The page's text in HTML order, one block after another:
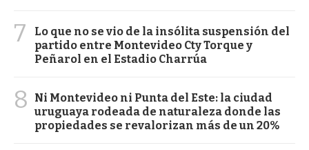
7
Lo que no se vio de la insólita suspensión del
partido entre Montevideo Cty Torque y
Peñarol en el Estadio Charrúa
8
Ni Montevideo ni Punta del Este: la ciudad
uruguaya rodeada de naturaleza donde las
propiedades se revalorizan más de un 20%